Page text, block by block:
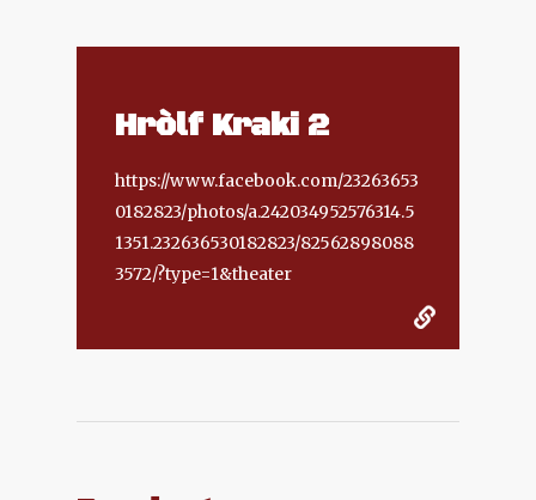
Hròlf Kraki 2
https://www.facebook.com/23263653
0182823/photos/a.242034952576314.5
1351.232636530182823/82562898088
3572/?type=1&theater